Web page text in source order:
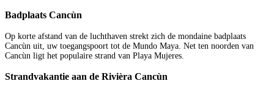
Badplaats Cancùn
Op korte afstand van de luchthaven strekt zich de mondaine badplaats
Cancùn uit, uw toegangspoort tot de Mundo Maya. Net ten noorden van
Cancùn ligt het populaire strand van Playa Mujeres.
Strandvakantie aan de Rivièra Cancùn